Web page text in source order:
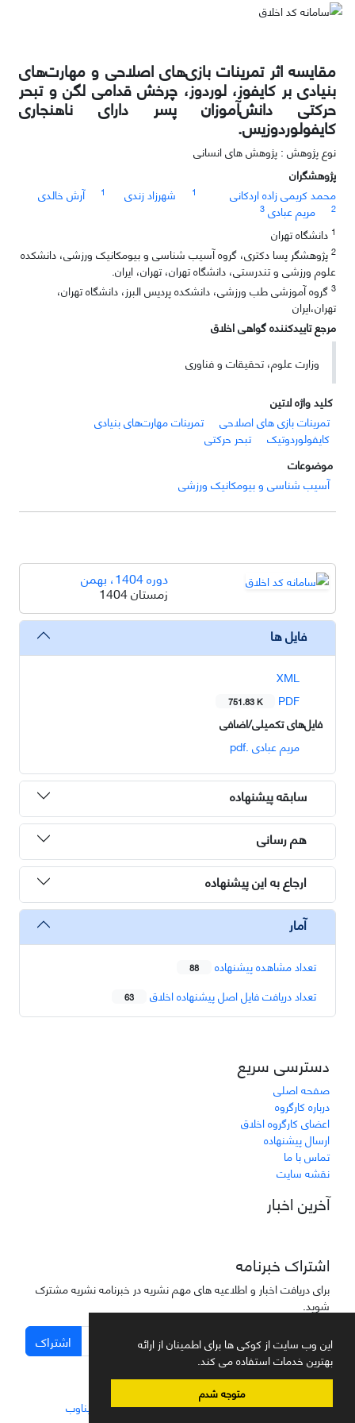
این وب سایت از کوکی ها برای اطمینان از ارائه
بهترین خدمات استفاده می کند.
متوجه شدم
مقایسه اثر تمرینات بازی‌های اصلاحی و مهارت‌های
بنیادی بر کایفوز، لوردوز، چرخش قدامی لگن و تبحر
حرکتی دانش‌آموزان پسر دارای ناهنجاری
کایفولوردوزیس.
نوع پژوهش : پژوهش های انسانی
پژوهشگران
محمد کریمی زاده اردکانی
1 شهرزاد زندی 1 آرش خالدی
2 مریم عبادی 3
1 دانشگاه تهران
2 پژوهشگر پسا دکتری، گروه آسیب شناسی و بیومکانیک ورزشی، دانشکده
علوم ورزشی و تندرستی، دانشگاه تهران، تهران، ایران.
3 گروه آموزشی طب ورزشی، دانشکده پردیس البرز، دانشگاه تهران،
تهران،ایران
مرجع تاییدکننده گواهی اخلاق
وزارت علوم، تحقیقات و فناوری
کلید واژه لاتین
تمرینات بازی های اصلاحی
تمرینات مهارت‌های بنیادی
کایفولوردوتیک
تبحر حرکتی
موضوعات
آسیب شناسی و بیومکانیک ورزشی
دوره 1404، بهمن
زمستان 1404
فایل ها
XML
PDF
751.83 K
فایل‌های تکمیلی/اضافی
مریم عبادی .pdf
سابقه پیشنهاده
هم رسانی
ارجاع به این پیشنهاده
آمار
تعداد مشاهده پیشنهاده 88
تعداد دریافت فایل اصل پیشنهاده اخلاق 63
دسترسی سریع
صفحه اصلی
درباره کارگروه
اعضای کارگروه اخلاق
ارسال پیشنهاده
تماس با ما
نقشه سایت
آخرین اخبار
اشتراک خبرنامه
برای دریافت اخبار و اطلاعیه های مهم نشریه در خبرنامه نشریه مشترک
شوید.
اشتراک
سامانه مدیریت نشریات علمی.طراحی و پیاده سازی از سیناوب